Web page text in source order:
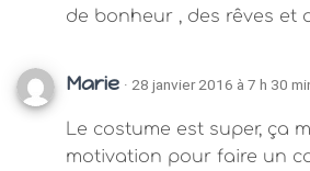
de bonheur , des rêves et
Marie · 28 janvier 2016 à 7 h 30
Le costume est super, ça
motivation pour faire un